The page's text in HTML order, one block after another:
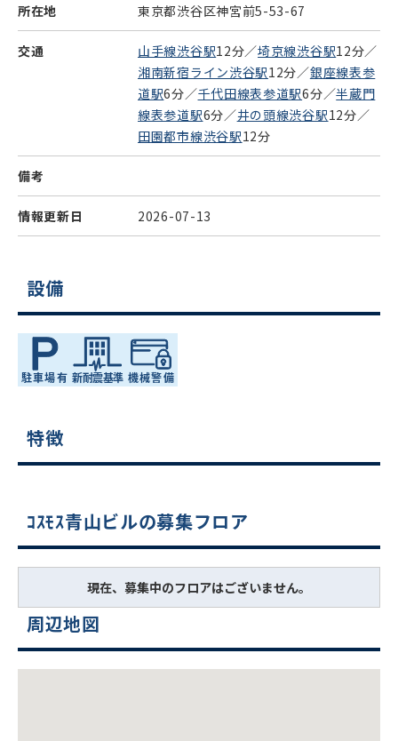
所在地 東京都渋谷区神宮前5-53-67
交通 山手線渋谷駅12分／埼京線渋谷駅12分／
湘南新宿ライン渋谷駅12分／銀座線表参
道駅6分／千代田線表参道駅6分／半蔵門
線表参道駅6分／井の頭線渋谷駅12分／
田園都市線渋谷駅12分
備考
情報更新日 2026-07-13
設備
特徴
ｺｽﾓｽ青山ビルの募集フロア
現在、募集中のフロアはございません。
周辺地図